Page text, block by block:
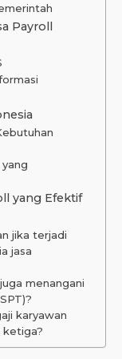
Payroll
yang Efektif
jika terjadi
jasa
menangani
karyawan
ketiga?